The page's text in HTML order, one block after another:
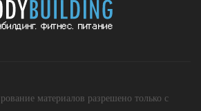
материалов разрешено только с